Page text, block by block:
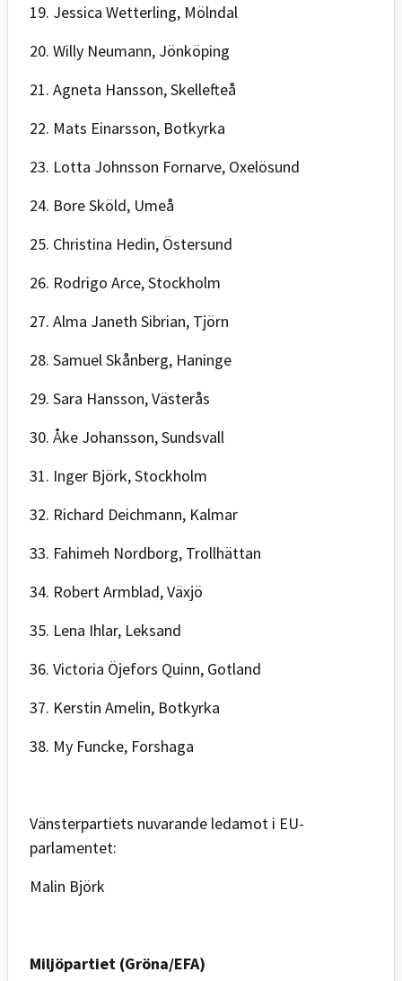
19. Jessica Wetterling, Mölndal
20. Willy Neumann, Jönköping
21. Agneta Hansson, Skellefteå
22. Mats Einarsson, Botkyrka
23. Lotta Johnsson Fornarve, Oxelösund
24. Bore Sköld, Umeå
25. Christina Hedin, Östersund
26. Rodrigo Arce, Stockholm
27. Alma Janeth Sibrian, Tjörn
28. Samuel Skånberg, Haninge
29. Sara Hansson, Västerås
30. Åke Johansson, Sundsvall
31. Inger Björk, Stockholm
32. Richard Deichmann, Kalmar
33. Fahimeh Nordborg, Trollhättan
34. Robert Armblad, Växjö
35. Lena Ihlar, Leksand
36. Victoria Öjefors Quinn, Gotland
37. Kerstin Amelin, Botkyrka
38. My Funcke, Forshaga
Vänsterpartiets nuvarande ledamot i EU-
parlamentet:
Malin Björk
Miljöpartiet (Gröna/EFA)